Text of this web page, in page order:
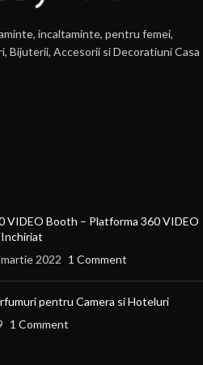
incaltaminte, pentru femei,
Bijuterii, Accesorii si Decoratiuni Casa
VIDEO Booth – Platforma 360 VIDEO
2022 1 Comment
pentru Camera si Hoteluri
1 Comment